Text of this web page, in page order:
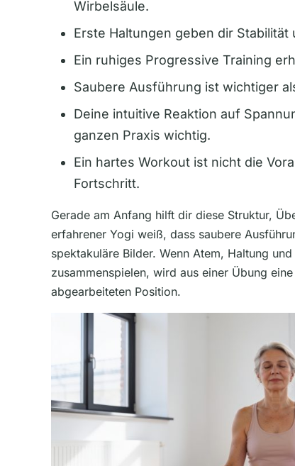
Wirbelsäule.
Erste Haltungen geben dir Stabilität
Ein ruhiges Progressive Training
Saubere Ausführung ist wichtiger
Deine intuitive Reaktion auf
ganzen Praxis wichtig.
Ein hartes Workout ist nicht die
Fortschritt.
Gerade am Anfang hilft dir diese Struktur,
erfahrener Yogi weiß, dass saubere
spektakuläre Bilder. Wenn Atem, Haltung
zusammenspielen, wird aus einer Übung
abgearbeiteten Position.